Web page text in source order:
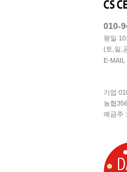
010-
평일
(토,일,
E-MAIL
기업
농협
예금주